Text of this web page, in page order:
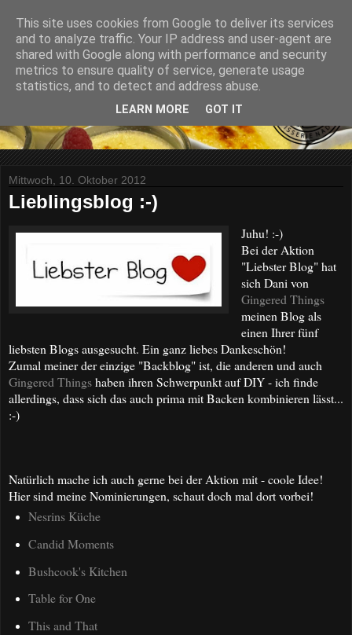
Mittwoch, 10. Oktober 2012
Lieblingsblog :-)
Juhu! :-)
Bei der Aktion
"Liebster Blog" hat
sich Dani von
Gingered Things
meinen Blog als
einen Ihrer fünf
liebsten Blogs ausgesucht. Ein ganz liebes Dankeschön!
Zumal meiner der einzige "Backblog" ist, die anderen und auch
Gingered Thingshaben ihren Schwerpunkt auf DIY - ich finde
allerdings, dass sich das auch prima mit Backen kombinieren lässt...
:-)
Natürlich mache ich auch gerne bei der Aktion mit - coole Idee!
Hier sind meine Nominierungen, schaut doch mal dort vorbei!
Nesrins Küche
Candid Moments
Bushcook's Kitchen
Table for One
This and That
This site uses cookies from Google to deliver its services
and to analyze traffic. Your IP address and user-agent are
shared with Google along with performance and security
metrics to ensure quality of service, generate usage
statistics, and to detect and address abuse.
LEARN MORE GOT IT